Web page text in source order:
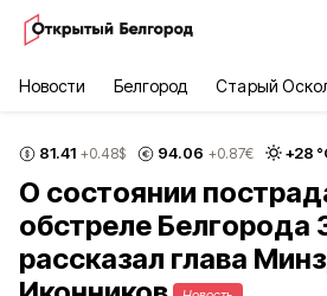
Новости Белгород Старый
81.41 +0.48$ 94.06 +0.87€ +28
О состоянии
обстреле Белгорода
рассказал глава